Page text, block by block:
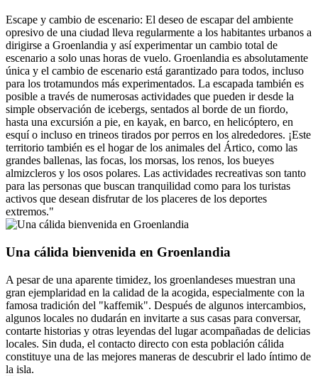
Escape y cambio de escenario: El deseo de escapar del ambiente
opresivo de una ciudad lleva regularmente a los habitantes urbanos a
dirigirse a Groenlandia y así experimentar un cambio total de
escenario a solo unas horas de vuelo. Groenlandia es absolutamente
única y el cambio de escenario está garantizado para todos, incluso
para los trotamundos más experimentados. La escapada también es
posible a través de numerosas actividades que pueden ir desde la
simple observación de icebergs, sentados al borde de un fiordo,
hasta una excursión a pie, en kayak, en barco, en helicóptero, en
esquí o incluso en trineos tirados por perros en los alrededores. ¡Este
territorio también es el hogar de los animales del Ártico, como las
grandes ballenas, las focas, los morsas, los renos, los bueyes
almizcleros y los osos polares. Las actividades recreativas son tanto
para las personas que buscan tranquilidad como para los turistas
activos que desean disfrutar de los placeres de los deportes
extremos."
Una cálida bienvenida en Groenlandia
A pesar de una aparente timidez, los groenlandeses muestran una
gran ejemplaridad en la calidad de la acogida, especialmente con la
famosa tradición del "kaffemik". Después de algunos intercambios,
algunos locales no dudarán en invitarte a sus casas para conversar,
contarte historias y otras leyendas del lugar acompañadas de delicias
locales. Sin duda, el contacto directo con esta población cálida
constituye una de las mejores maneras de descubrir el lado íntimo de
la isla.